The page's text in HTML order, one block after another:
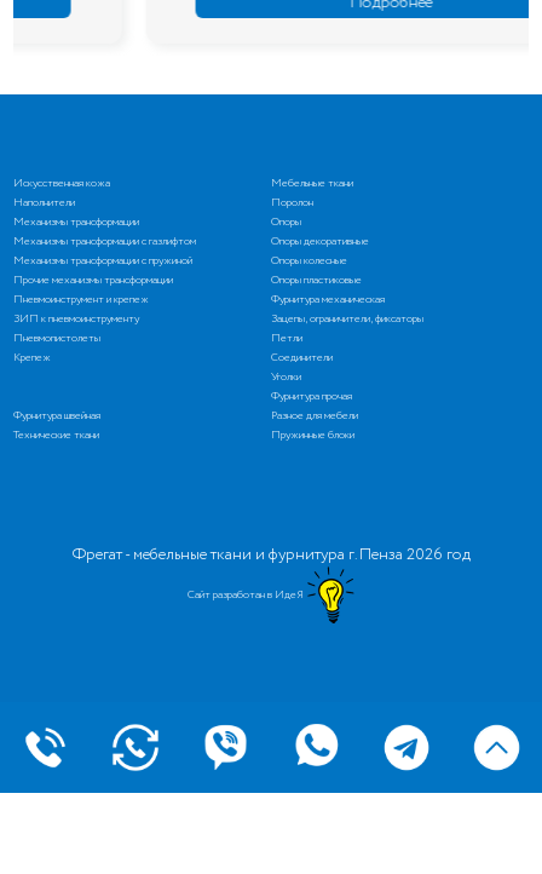
Искусственная кожа
Мебельные ткани
Наполнители
Поролон
Механизмы трансформации
Механизмы трансформации с газлифтом
Механизмы трансформации с пружиной
Прочие механизмы трансформации
Опоры
Опоры декоративные
Опоры колесные
Опоры пластиковые
Пневмоинструмент и крепеж
ЗИП к пневмоинструменту
Пневмопистолеты
Крепеж
Фурнитура механическая
Зацепы, ограничители, фиксаторы
Петли
Соединители
Уголки
Фурнитура прочая
Фурнитура швейная
Разное для мебели
Технические ткани
Пружинные блоки
Фрегат - мебельные ткани и фурнитура г. Пенза 2026 год
Сайт разработан в ИдеЯ